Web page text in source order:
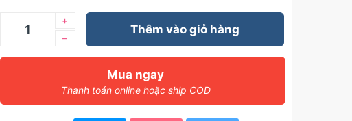
–
+
Thêm vào giỏ hàng
Mua ngay
Thanh toán online hoặc ship COD